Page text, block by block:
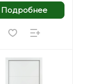
Подробнее